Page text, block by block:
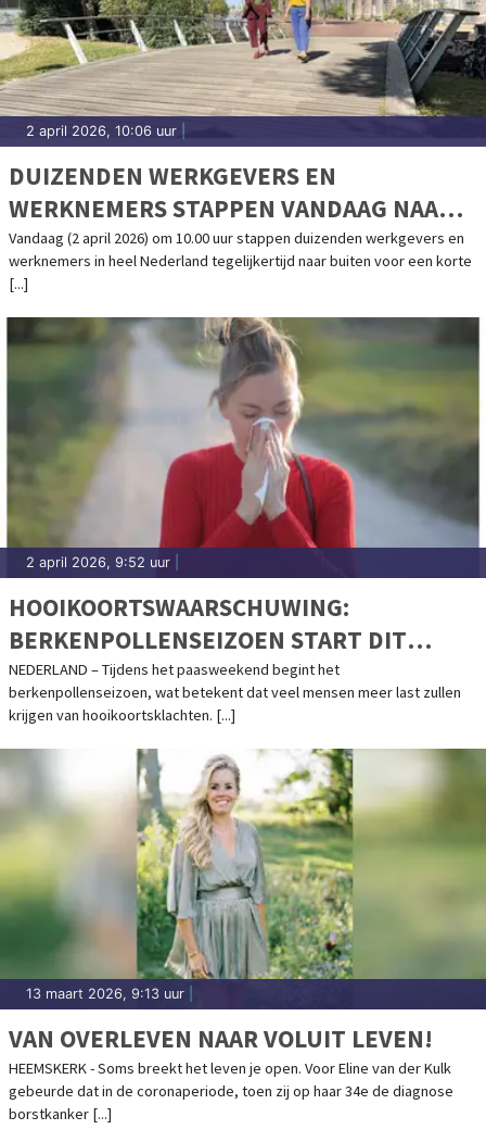
2 april 2026, 10:06 uur
DUIZENDEN WERKGEVERS EN
WERKNEMERS STAPPEN VANDAAG NAAR
BUITEN VOOR DE GROOTSTE
WERKWANDELING IN NEDERLAND OOIT
Vandaag (2 april 2026) om 10.00 uur stappen duizenden werkgevers en
werknemers in heel Nederland tegelijkertijd naar buiten voor een korte
[...]
2 april 2026, 9:52 uur
HOOIKOORTSWAARSCHUWING:
BERKENPOLLENSEIZOEN START DIT
PAASWEEKEND
NEDERLAND – Tijdens het paasweekend begint het
berkenpollenseizoen, wat betekent dat veel mensen meer last zullen
krijgen van hooikoortsklachten. [...]
13 maart 2026, 9:13 uur
VAN OVERLEVEN NAAR VOLUIT LEVEN!
HEEMSKERK - Soms breekt het leven je open. Voor Eline van der Kulk
gebeurde dat in de coronaperiode, toen zij op haar 34e de diagnose
borstkanker [...]